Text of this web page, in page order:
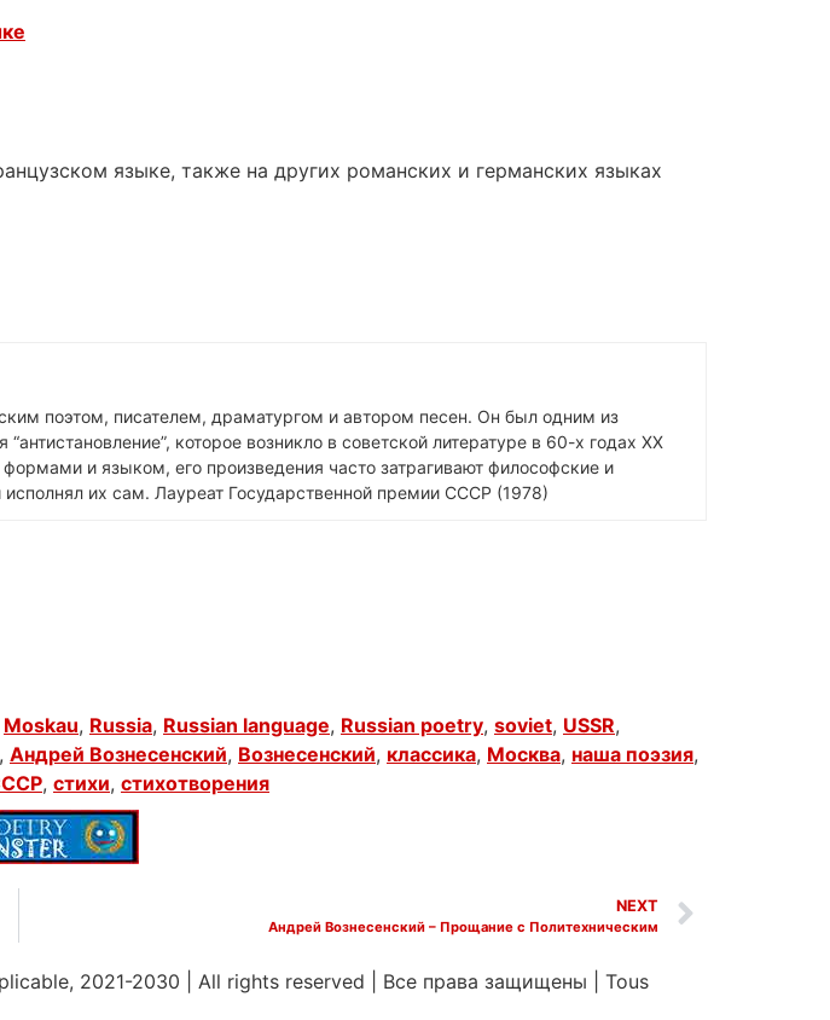
языке, также на других романских и германских языках
поэтом, писателем, драматургом и автором песен. Он был одним из
которое возникло в советской литературе в 60-х годах XX
и языком, его произведения часто затрагивают философские и
их сам. Лауреат Государственной премии СССР (1978)
Moskau, Russia, Russian language, Russian poetry, soviet, USSR,
, Андрей Вознесенский, Вознесенский, классика, Москва, наша поэзия,
, стихи, стихотворения
NEXT
Андрей Вознесенский – Прощание с Политехническим
2021-2030 All rights reserved Все права защищены
Tous